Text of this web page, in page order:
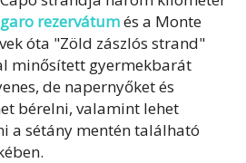
rezervátumés a Monte
óta "Zöld zászlós strand"
minősített gyermekbarát
de napernyőket és
bérelni, valamint lehet
a sétány mentén található